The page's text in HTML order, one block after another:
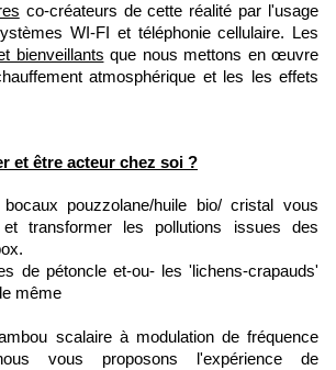
co-créateurs de cette réalité par l'usage
WI-FI et téléphonie cellulaire. Les
bienveillants que nous mettons en œuvre
atmosphérique et les les effets
et être acteur chez soi ?
pouzzolane/huile bio/ cristal vous
transformer les pollutions issues des
de pétoncle et-ou- les 'lichens-crapauds'
même
scalaire à modulation de fréquence
vous proposons l'expérience de